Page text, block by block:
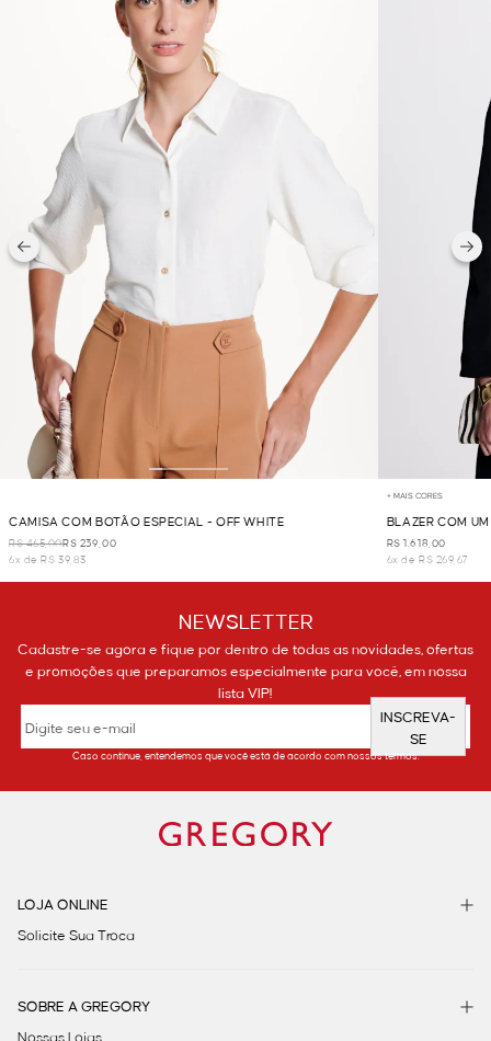
CAMISA COM BOTÃO ESPECIAL - OFF WHITE
R$ 465,00R$ 239,00
6x de R$ 39,83
+ MAIS CORES
BLAZER COM
R$ 1.618,00
6x de R$ 269,67
NEWSLETTER
Cadastre-se agora e fique por dentro de todas as novidades, ofertas
e promoções que preparamos especialmente para você, em nossa
lista VIP!
INSCREVA-
SE
Caso continue, entendemos que você está de acordo com nossos termos.
LOJA ONLINE
Solicite Sua Troca
SOBRE A GREGORY